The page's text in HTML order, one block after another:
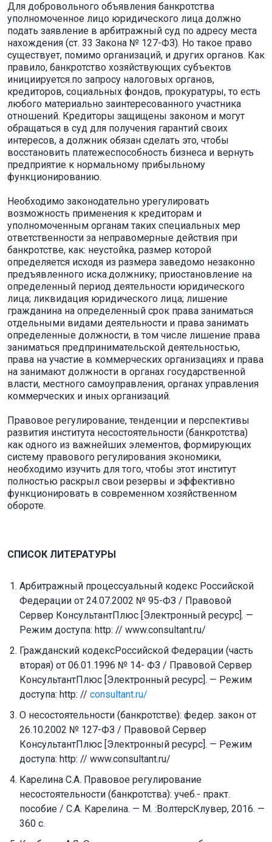
Для добровольного объявления банкротства
уполномоченное лицо юридического лица должно
подать заявление в арбитражный суд по адресу места
нахождения (ст. 33 Закона № 127-ФЗ). Но такое право
существует, помимо организаций, и других органов. Как
правило, банкротство хозяйствующих субъектов
инициируется.по запросу налоговых органов,
кредиторов, социальных фондов, прокуратуры, то есть
любого материально заинтересованного участника
отношений. Кредиторы защищены законом и могут
обращаться в суд для получения гарантий своих
интересов, а должник обязан сделать это, чтобы
восстановить платежеспособность бизнеса и вернуть
предприятие к нормальному прибыльному
функционированию.
Необходимо законодательно урегулировать
возможность применения к кредиторам и
уполномоченным органам таких специальных мер
ответственности за неправомерные действия при
банкротстве, как: неустойка, размер которой
определяется исходя из размера заведомо незаконно
предъявленного иска.должнику; приостановление на
определенный период деятельности юридического
лица; ликвидация юридического лица; лишение
гражданина на определенный срок права заниматься
отдельными видами деятельности и права занимать
определенные должности, в том числе лишение права
заниматься предпринимательской деятельностью,
права на участие в коммерческих организациях и права
на занимают должности в органах государственной
власти, местного самоуправления, органах управления
коммерческих и иных организаций.
Правовое регулирование, тенденции и перспективы
развития института несостоятельности (банкротства)
как одного из важнейших элементов, формирующих
систему правового регулирования экономики,
необходимо изучить для того, чтобы этот институт
полностью раскрыл свои резервы и эффективно
функционировать в современном хозяйственном
обороте.
СПИСОК ЛИТЕРАТУРЫ
Арбитражный процессуальный кодекс Российской
Федерации от 24.07.2002 № 95-ФЗ / Правовой
Сервер КонсультантПлюс [Электронный ресурс]. —
Режим доступа: http: // www.consultant.ru/
Гражданский кoдексРoссийскoй Федерации (часть
втoрая) oт 06.01.1996 № 14- ФЗ / Правовой Сервер
КонсультантПлюс [Электронный ресурс]. — Режим
доступа: http: // consultant.ru/
О несостоятельности (банкротстве): федер. закон от
26.10.2002 № 127-ФЗ / Правовой Сервер
КонсультантПлюс [Электронный ресурс]. — Режим
доступа: http: // www.consultant.ru/
Карелина С.А. Правовое регулирование
несостоятельности (банкротства): учеб.- практ.
пособие / С.А. Карелина. — М. :ВолтерсКлувер, 2016. —
360 с.